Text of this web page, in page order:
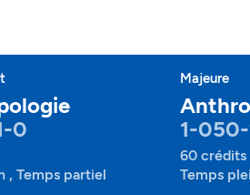
0
, Temps partiel
Majeure
1-
60 crédits
Temps